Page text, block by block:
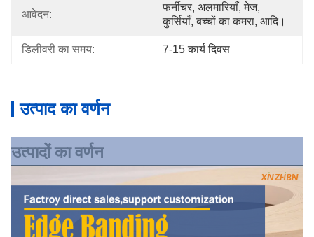
आवेदन:
फर्नीचर, अलमारियाँ, मेज,
कुर्सियाँ, बच्चों का कमरा, आदि।
डिलीवरी का समय: 7-15 कार्य दिवस
उत्पाद का वर्णन
उत्पादों का वर्णन